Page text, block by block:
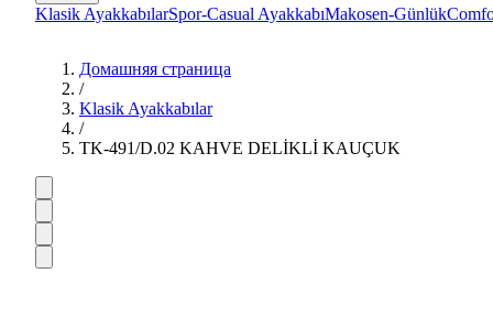
Klasik AyakkabılarSpor-Casual AyakkabıMakosen-Günlük
Домашняя страница
/
Klasik Ayakkabılar
/
TK-491/D.02 KAHVE DELİKLİ KAUÇUK